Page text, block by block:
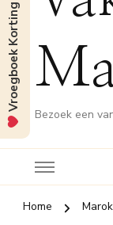
Bezoek een
Home
Vroegboek Korting